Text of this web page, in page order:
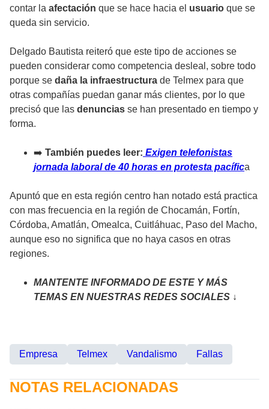
contar la afectación que se hace hacia el usuario que se
queda sin servicio.
Delgado Bautista reiteró que este tipo de acciones se
pueden considerar como competencia desleal, sobre todo
porque se daña la infraestructura de Telmex para que
otras compañías puedan ganar más clientes, por lo que
precisó que las denuncias se han presentado en tiempo y
forma.
➡️ También puedes leer: Exigen telefonistas
jornada laboral de 40 horas en protesta pacífica
Apuntó que en esta región centro han notado está practica
con mas frecuencia en la región de Chocamán, Fortín,
Córdoba, Amatlán, Omealca, Cuitláhuac, Paso del Macho,
aunque eso no significa que no haya casos en otras
regiones.
MANTENTE INFORMADO DE ESTE Y MÁS
TEMAS EN NUESTRAS REDES SOCIALES ↓
Empresa Telmex Vandalismo Fallas
NOTAS RELACIONADAS